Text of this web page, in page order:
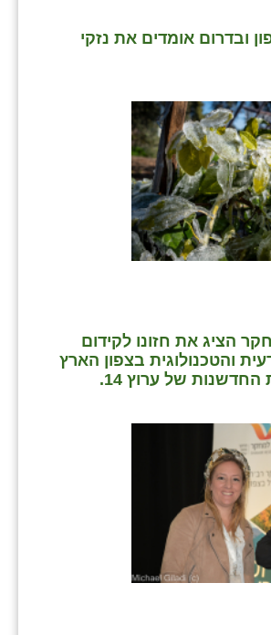
ובדרום אומדים את נזקי
הציג את חזונו לקידום
והטכנולוגית בצפון הארץ
של ערוץ 14.